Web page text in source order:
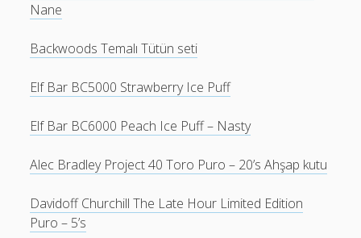
Nane
Backwoods Temalı Tütün seti
Elf Bar BC5000 Strawberry Ice Puff
Elf Bar BC6000 Peach Ice Puff – Nasty
Alec Bradley Project 40 Toro Puro – 20’s Ahşap kutu
Davidoff Churchill The Late Hour Limited Edition
Puro – 5’s